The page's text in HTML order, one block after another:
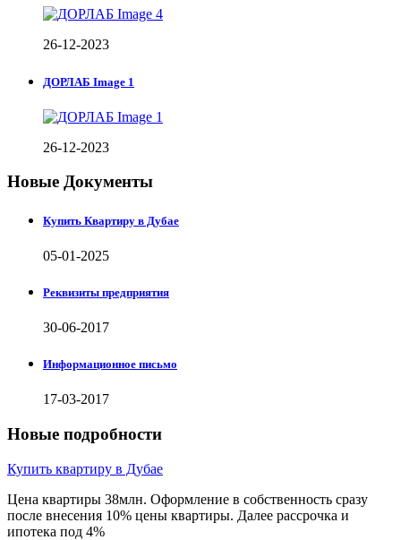
26-12-2023
ДОРЛАБ Image 1
26-12-2023
Новые Документы
Купить Квартиру в Дубае
05-01-2025
Реквизиты предприятия
30-06-2017
Информационное письмо
17-03-2017
Новые подробности
Купить квартиру в Дубае
Цена квартиры 38млн. Оформление в собственность сразу
после внесения 10% цены квартиры. Далее рассрочка и
ипотека под 4%